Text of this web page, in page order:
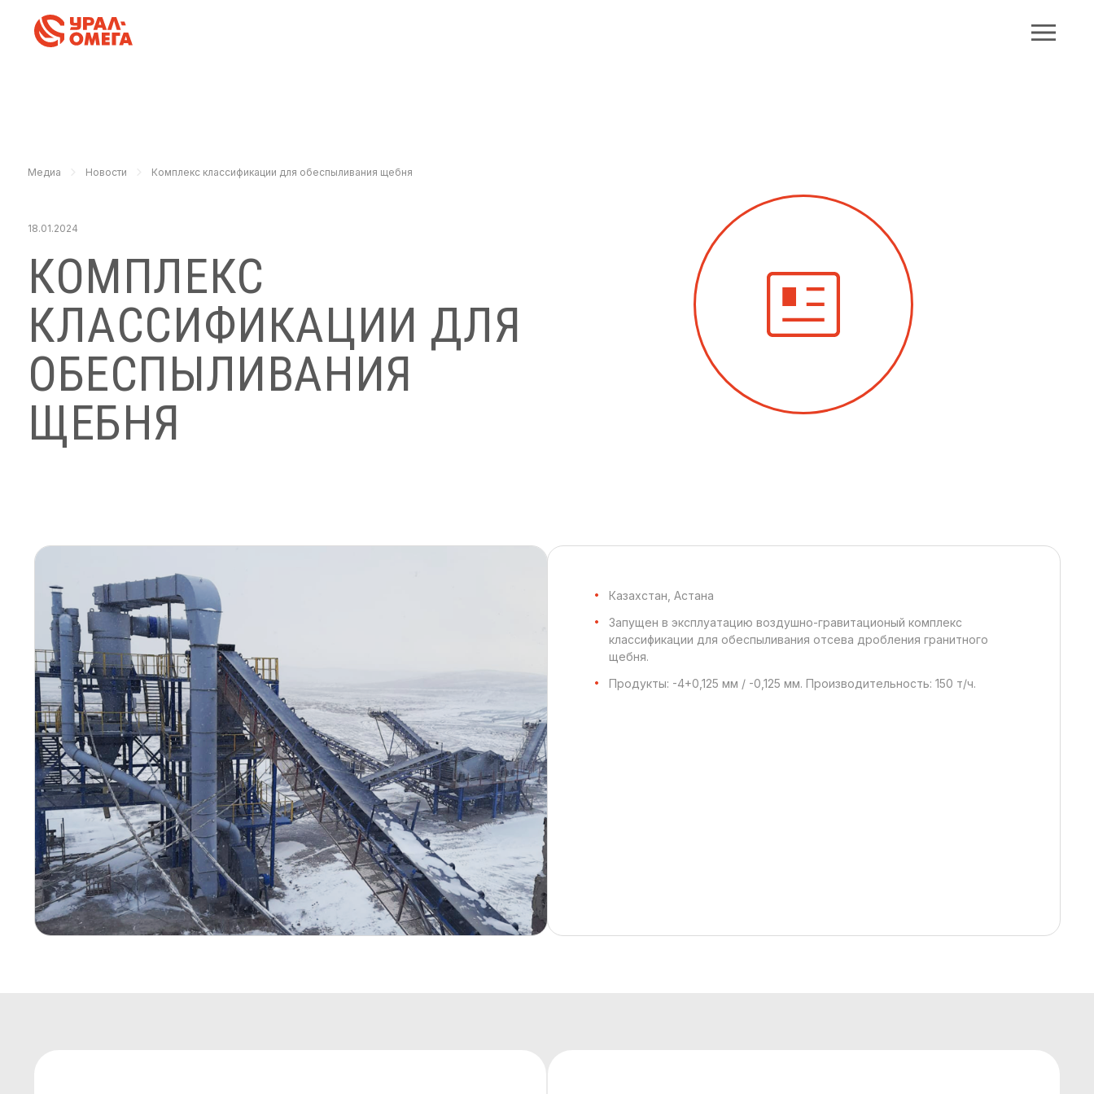
Медиа Новости Комплекс классификации для обеспыливания щебня
18.01.2024
КОМПЛЕКС
КЛАССИФИКАЦИИ ДЛЯ
ОБЕСПЫЛИВАНИЯ
ЩЕБНЯ
Казахстан, Астана
Запущен в эксплуатацию воздушно-гравитационый комплекс
классификации для обеспыливания отсева дробления гранитного
щебня.
Продукты: -4+0,125 мм / -0,125 мм. Производительность: 150 т/ч.